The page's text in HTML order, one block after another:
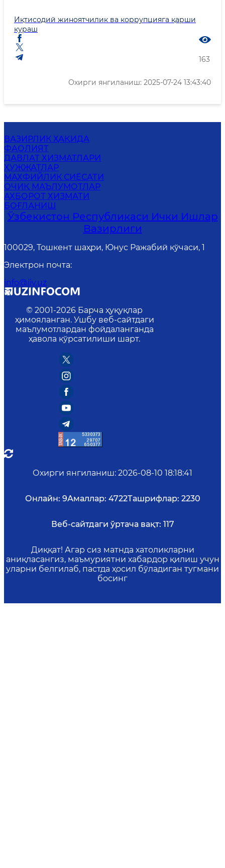
Иқтисодий жиноятчилик ва коррупцияга қарши
кураш
163
Охирги янгиланиш: 2025-07-24 13:43:40
ВАЗИРЛИК ҲАҚИДА
ФАОЛИЯТ
ДАВЛАТ ХИЗМАТЛАРИ
ҲУЖЖАТЛАР
MАХФИЙЛИК СИЁСАТИ
ОЧИҚ МАЪЛУМОТЛАР
АХБОРОТ ХИЗМАТИ
БОҒЛАНИШ
Ўзбекистон Республикаси Ички Ишлар
Вазирлиги
100029, Тошкент шаҳри, Юнус Ражабий кўчаси, 1
Электрон почта:
info@iiv.uz
© 2001-2026 Барча ҳуқуқлар
ҳимояланган. Ушбу веб-сайтдаги
маълумотлардан фойдаланганда
ҳавола кўрсатилиши шарт.
Охирги янгиланиш: 2026-08-10 18:18:41
Онлайн: 9Амаллар: 4722Ташрифлар: 2230
Веб-сайтдаги ўртача вақт: 117
Диққат! Агар сиз матнда хатоликларни
аниқласангиз, маъмуриятни хабардор қилиш учун
уларни белгилаб, пастда ҳосил бўладиган тугмани
босинг